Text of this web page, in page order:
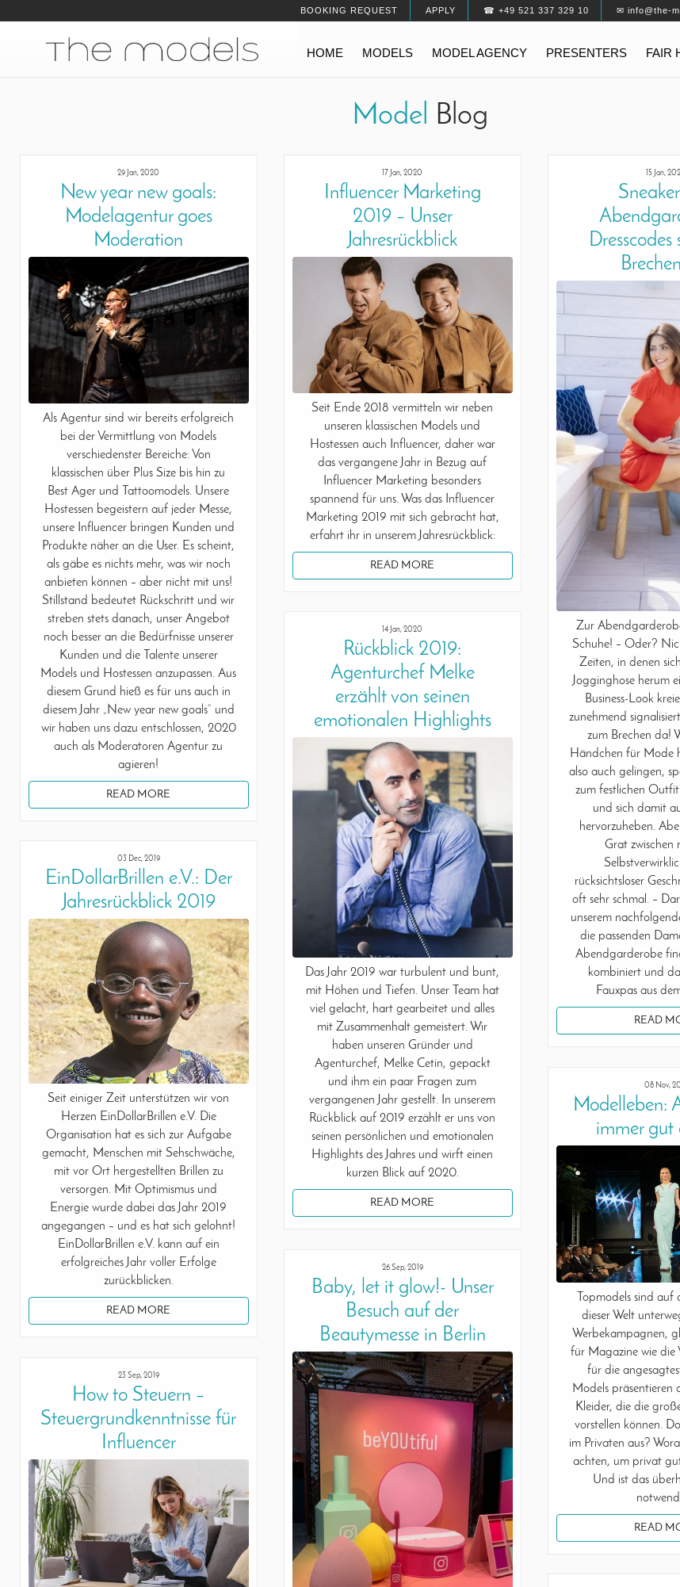
BOOKING REQUEST APPLY ☎ +49 521 337 329 10 ✉ info@the-
Navigation
HOME MODELS MODEL AGENCY PRESENTERS FAIR
Model Blog
29 Jan, 2020
New year new goals:
Modelagentur goes
Moderation
Als Agentur sind wir bereits erfolgreich
bei der Vermittlung von Models
verschiedenster Bereiche: Von
klassischen über Plus Size bis hin zu
Best Ager und Tattoomodels. Unsere
Hostessen begeistern auf jeder Messe,
unsere Influencer bringen Kunden und
Produkte näher an die User. Es scheint,
als gäbe es nichts mehr, was wir noch
anbieten können – aber nicht mit uns!
Stillstand bedeutet Rückschritt und wir
streben stets danach, unser Angebot
noch besser an die Bedürfnisse unserer
Kunden und die Talente unserer
Models und Hostessen anzupassen. Aus
diesem Grund hieß es für uns auch in
diesem Jahr „New year new goals“ und
wir haben uns dazu entschlossen, 2020
auch als Moderatoren Agentur zu
agieren!
READ MORE
17 Jan, 2020
Influencer Marketing
2019 – Unser
Jahresrückblick
Seit Ende 2018 vermitteln wir neben
unseren klassischen Models und
Hostessen auch Influencer, daher war
das vergangene Jahr in Bezug auf
Influencer Marketing besonders
spannend für uns. Was das Influencer
Marketing 2019 mit sich gebracht hat,
erfahrt ihr in unserem Jahresrückblick:
READ MORE
15 Jan,
Dresscodes
Zur
Schuhe! – Oder?
Zeiten, in denen
Jogginghose herum
Business-Look
zunehmend
zum Brechen da!
Händchen für Mode
also auch gelingen,
zum festlichen
und sich damit
hervorzuheben.
Grat zwischen
rücksichtsloser
oft sehr schmal. –
unserem
die passenden
Abendgarderobe
kombiniert und
Fauxpas aus
READ
14 Jan, 2020
Rückblick 2019:
Agenturchef Melke
erzählt von seinen
emotionalen Highlights
Das Jahr 2019 war turbulent und bunt,
mit Höhen und Tiefen. Unser Team hat
viel gelacht, hart gearbeitet und alles
mit Zusammenhalt gemeistert. Wir
haben unseren Gründer und
Agenturchef, Melke Cetin, gepackt
und ihm ein paar Fragen zum
vergangenen Jahr gestellt. In unserem
Rückblick auf 2019 erzählt er uns von
seinen persönlichen und emotionalen
Highlights des Jahres und wirft einen
kurzen Blick auf 2020.
READ MORE
03 Dec, 2019
EinDollarBrillen e.V.: Der
Jahresrückblick 2019
Seit einiger Zeit unterstützen wir von
Herzen EinDollarBrillen e.V. Die
Organisation hat es sich zur Aufgabe
gemacht, Menschen mit Sehschwäche,
mit vor Ort hergestellten Brillen zu
versorgen. Mit Optimismus und
Energie wurde dabei das Jahr 2019
angegangen – und es hat sich gelohnt!
EinDollarBrillen e.V. kann auf ein
erfolgreiches Jahr voller Erfolge
zurückblicken.
READ MORE
08 Nov,
Modelleben:
immer gut
Topmodels sind
dieser Welt
Werbekampagnen,
für Magazine wie die
für die
Models präsentieren
Kleider, die die
vorstellen können.
im Privaten aus?
achten, um privat
Und ist das
READ
26 Sep, 2019
Baby, let it glow!- Unser
Besuch auf der
Beautymesse in Berlin
23 Sep, 2019
How to Steuern –
Steuergrundkenntnisse für
Influencer